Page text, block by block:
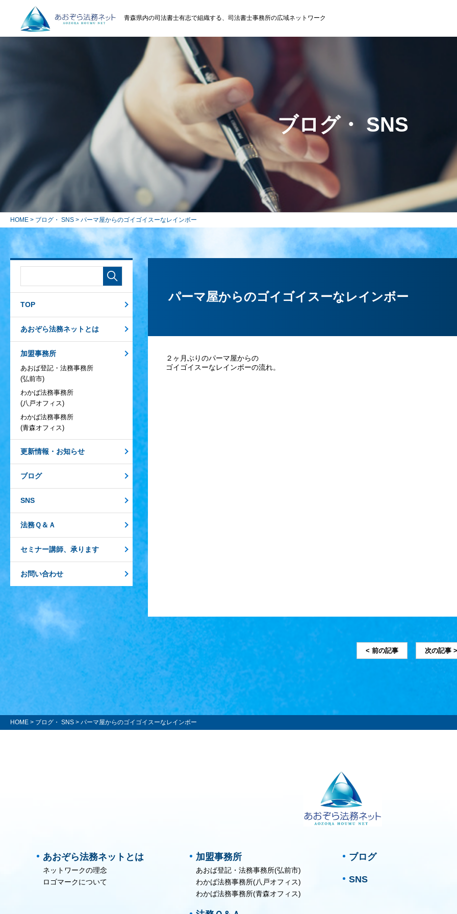
青森県内の司法書士有志で組織する、司法書士事務所の広域ネットワーク
ブログ・ SNS
HOME > ブログ・ SNS > パーマ屋からのゴイゴイスーなレインボー
パーマ屋からのゴイゴイスーなレインボー
２ヶ月ぶりのパーマ屋からの
ゴイゴイスーなレインボーの流れ。
< 前の記事 次の記事 >
TOP
あおぞら法務ネットとは
加盟事務所
あおば登記・法務事務所
(弘前市)
わかば法務事務所
(八戸オフィス)
わかば法務事務所
(青森オフィス)
更新情報・お知らせ
ブログ
SNS
法務Ｑ＆Ａ
セミナー講師、承ります
お問い合わせ
HOME > ブログ・ SNS > パーマ屋からのゴイゴイスーなレインボー
あおぞら法務ネットとは
ネットワークの理念
ロゴマークについて
加盟事務所
あおば登記・法務事務所(弘前市)
わかば法務事務所(八戸オフィス)
わかば法務事務所(青森オフィス)
ブログ
SNS